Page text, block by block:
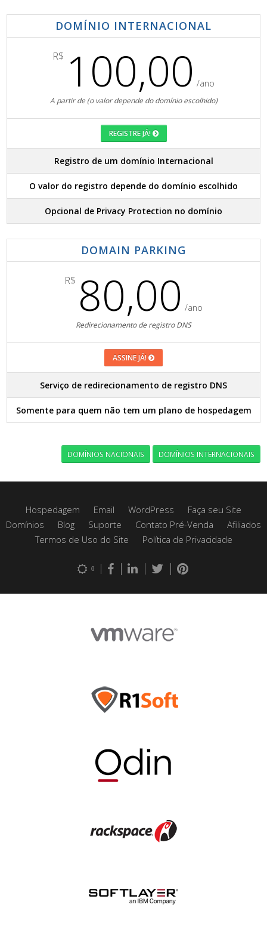
DOMÍNIO INTERNACIONAL
R$ 100,00 /ano
A partir de (o valor depende do domínio escolhido)
REGISTRE JÁ!
Registro de um domínio Internacional
O valor do registro depende do domínio escolhido
Opcional de Privacy Protection no domínio
DOMAIN PARKING
R$ 80,00 /ano
Redirecionamento de registro DNS
ASSINE JÁ!
Serviço de redirecionamento de registro DNS
Somente para quem não tem um plano de hospedagem
DOMÍNIOS NACIONAIS DOMÍNIOS INTERNACIONAIS
Hospedagem Email WordPress
Faça seu Site
Domínios
Blog Suporte Contato Pré-Venda
Afiliados
Termos de Uso do Site
Política de Privacidade
0